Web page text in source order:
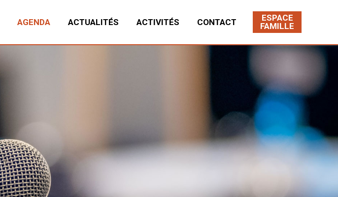
AGENDA ACTUALITÉS ACTIVITÉS CONTACT
ESPACE
FAMILLE